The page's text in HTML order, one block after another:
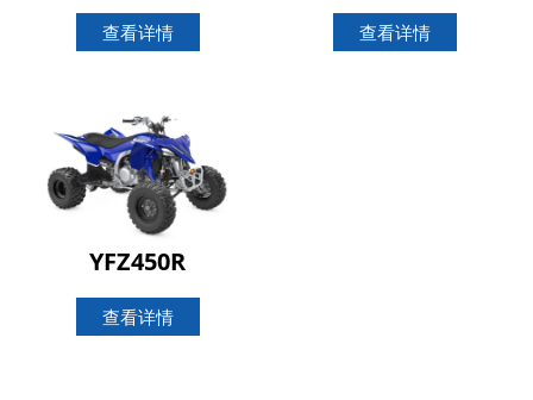
查看详情 查看详情
YFZ450R
查看详情